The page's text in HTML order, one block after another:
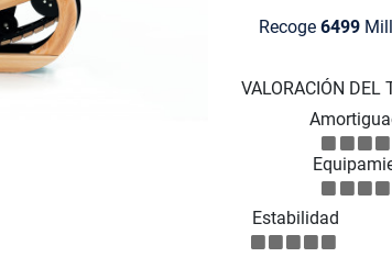
Recoge 6499
VALORACIÓN DEL
Estabilidad